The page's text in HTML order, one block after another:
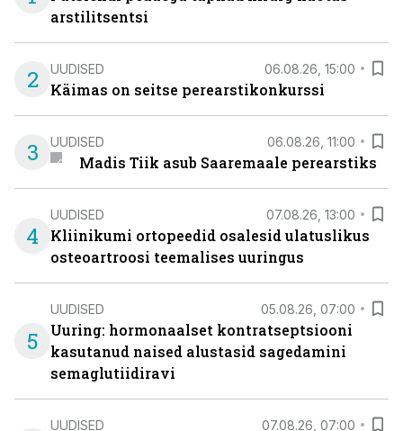
arstilitsentsi
2 UUDISED 06.08.26, 15:00
Käimas on seitse perearstikonkurssi
3 UUDISED 06.08.26, 11:00
Madis Tiik asub Saaremaale perearstiks
4
UUDISED 07.08.26, 13:00
Kliinikumi ortopeedid osalesid ulatuslikus
osteoartroosi teemalises uuringus
5
UUDISED 05.08.26, 07:00
Uuring: hormonaalset kontratseptsiooni
kasutanud naised alustasid sagedamini
semaglutiidiravi
UUDISED 07.08.26, 07:00